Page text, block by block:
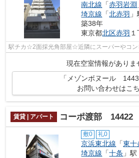
南北線 「赤羽岩淵
埼京線 「北赤羽
築38年
東京都北区赤羽
駅チカ☆2面採光角部屋☆近隣にスーパーやコ
現在空室情報がありま
「メゾンボヌール
お問い合わせはこ
賃貸 | アパート コーポ渡部 14422
敷0 礼0
京浜東北線 「東十
埼京線 「十条 」